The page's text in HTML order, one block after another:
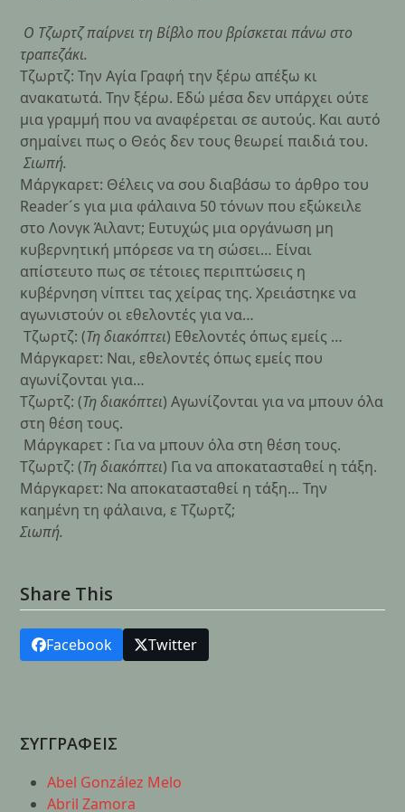
Ο Τζωρτζ παίρνει τη Βίβλο που βρίσκεται πάνω στο
τραπεζάκι.
Τζωρτζ: Την Αγία Γραφή την ξέρω απέξω κι
ανακατωτά. Την ξέρω. Εδώ μέσα δεν υπάρχει ούτε
μια γραμμή που να αναφέρεται σε αυτούς. Και αυτό
σημαίνει πως ο Θεός δεν τους θεωρεί παιδιά του.
Σιωπή.
Μάργκαρετ: Θέλεις να σου διαβάσω το άρθρο του
Reader´s για μια φάλαινα 50 τόνων που εξώκειλε
στο Λονγκ Άιλαντ; Ευτυχώς μια οργάνωση μη
κυβερνητική μπόρεσε να τη σώσει… Είναι
απίστευτο πως σε τέτοιες περιπτώσεις η
κυβέρνηση νίπτει τας χείρας της. Χρειάστηκε να
αγωνιστούν οι εθελοντές για να…
Τζωρτζ: (Τη διακόπτει) Εθελοντές όπως εμείς …
Μάργκαρετ: Ναι, εθελοντές όπως εμείς που
αγωνίζονται για…
Τζωρτζ: (Τη διακόπτει) Αγωνίζονται για να μπουν όλα
στη θέση τους.
Μάργκαρετ : Για να μπουν όλα στη θέση τους.
Τζωρτζ: (Τη διακόπτει) Για να αποκατασταθεί η τάξη.
Μάργκαρετ: Να αποκατασταθεί η τάξη… Την
καημένη τη φάλαινα, ε Τζωρτζ;
Σιωπή.
Share This
Facebook Twitter
ΣΥΓΓΡΑΦΕΙΣ
Abel González Melo
Abril Zamora